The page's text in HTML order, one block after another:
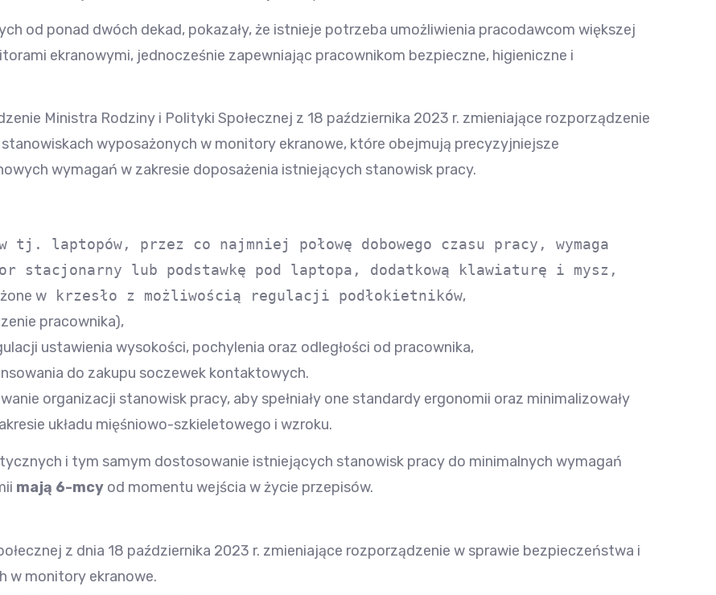
od ponad dwóch dekad, pokazały, że istnieje potrzeba umożliwienia pracodawcom większej
ekranowymi, jednocześnie zapewniając pracownikom bezpieczne, higieniczne i
Ministra Rodziny i Polityki Społecznej z 18 października 2023 r. zmieniające rozporządzenie
wyposażonych w monitory ekranowe, które obejmują precyzyjniejsze
wymagań w zakresie doposażenia istniejących stanowisk pracy.
tj. laptopów,
przez co najmniej połowę dobowego czasu pracy, wymaga
stacjonarny lub podstawkę pod laptopa, dodatkową klawiaturę i mysz,
w krzesło z możliwością regulacji podłokietników,
pracownika),
ustawienia wysokości, pochylenia oraz odległości od pracownika,
do zakupu soczewek kontaktowych.
organizacji stanowisk pracy, aby spełniały one standardy ergonomii oraz minimalizowały
układu mięśniowo-szkieletowego i wzroku.
i tym samym dostosowanie istniejących stanowisk pracy do minimalnych wymagań
mają 6-mcy od momentu wejścia w życie przepisów.
z dnia 18 października 2023 r. zmieniające rozporządzenie w sprawie bezpieczeństwa i
w monitory ekranowe.